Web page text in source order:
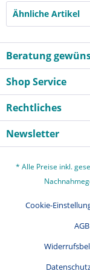
Ähnliche Artikel
Beratung
Shop Service
Rechtliches
Newsletter
* Alle Preise inkl.
Cookie-